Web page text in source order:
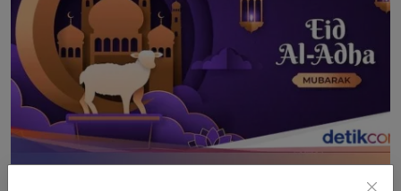
Tanggal Idul Adha 2026: Jadwal Resmi Pemerintah dan